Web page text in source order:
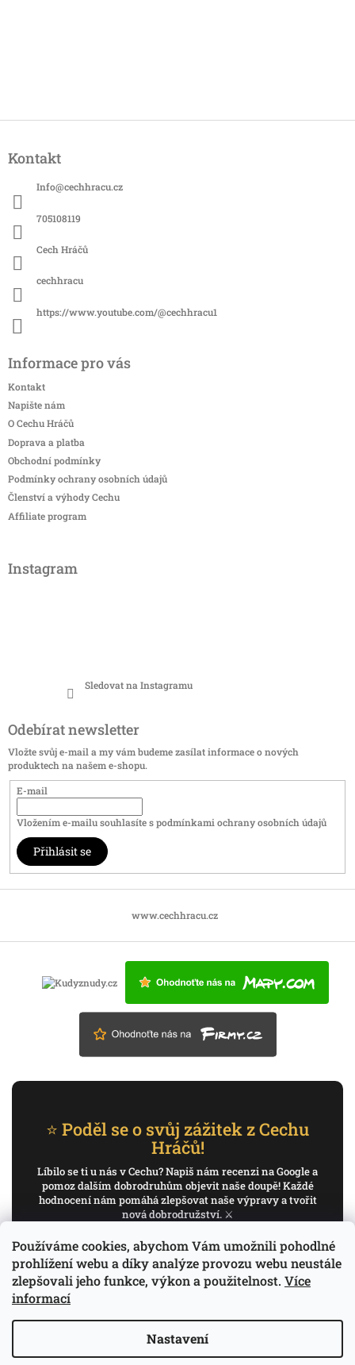
Používáme cookies, abychom Vám umožnili pohodlné
prohlížení webu a díky analýze provozu webu neustále
zlepšovali jeho funkce, výkon a použitelnost. Více
informací
Nastavení
pKontakt
Info@cechhracu.cz
705108119
Cech Hráčů
cechhracu
https://www.youtube.com/@cechhracu1
Informace pro vás
Kontakt
Napište nám
O Cechu Hráčů
Doprava a platba
Obchodní podmínky
Podmínky ochrany osobních údajů
Členství a výhody Cechu
Affiliate program
Instagram
Sledovat na Instagramu
Odebírat newsletter
Vložte svůj e-mail a my vám budeme zasílat informace o nových
produktech na našem e-shopu.
E-mail
Vložením e-mailu souhlasíte spodmínkami ochrany osobních údajů
Přihlásit se
www.cechhracu.cz
⭐ Poděl se o svůj zážitek z Cechu
Hráčů!
Líbilo se ti u nás v Cechu? Napiš nám recenzi na Google a
pomoz dalším dobrodruhům objevit naše doupě! Každé
hodnocení nám pomáhá zlepšovat naše výpravy a tvořit
nová dobrodružství. ⚔️
✍️ Napiš recenzi na Google
Děkujeme, že pomáháš psát příběh Cechu Hráčů.